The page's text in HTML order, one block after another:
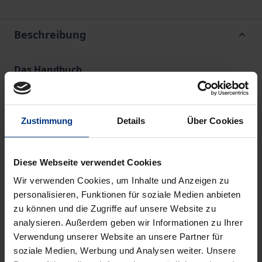
Zustimmung Details Über Cookies
Diese Webseite verwendet Cookies
Wir verwenden Cookies, um Inhalte und Anzeigen zu
personalisieren, Funktionen für soziale Medien anbieten
zu können und die Zugriffe auf unsere Website zu
analysieren. Außerdem geben wir Informationen zu Ihrer
Verwendung unserer Website an unsere Partner für
soziale Medien, Werbung und Analysen weiter. Unsere
Beschreibung
Das Handbuch
Vereinbarungen mit Mandanten ist das
„konkurrenzlose“ (Kilian, AnwBl 2016, 327)
Nachschlagewerk, wenn es um Gestaltung
rechtssicherer Vergütungsvereinbarungen,
Haftungsbeschränkungen geht.
Die Neuauflage berücksichtigt
• die Neuregelungen zum Erfolgshonorar
• die neuen Verpflichtungen zum Thema
Geldwäsche